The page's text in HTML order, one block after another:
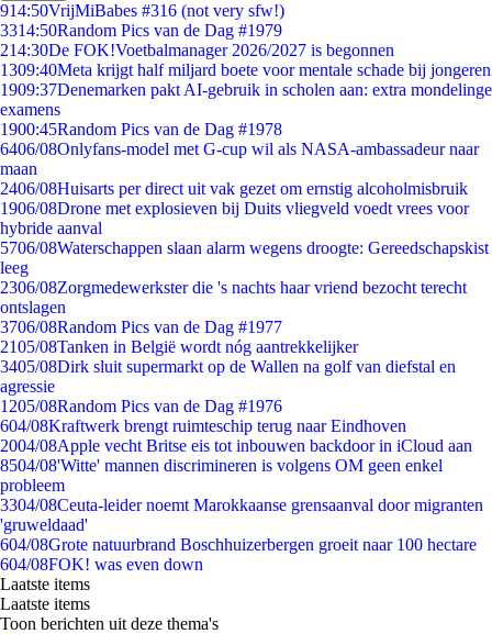
914:50VrijMiBabes #316 (not very sfw!)
3314:50Random Pics van de Dag #1979
214:30De FOK!Voetbalmanager 2026/2027 is begonnen
1309:40Meta krijgt half miljard boete voor mentale schade bij jongeren
1909:37Denemarken pakt AI-gebruik in scholen aan: extra mondelinge
examens
1900:45Random Pics van de Dag #1978
6406/08Onlyfans-model met G-cup wil als NASA-ambassadeur naar
maan
2406/08Huisarts per direct uit vak gezet om ernstig alcoholmisbruik
1906/08Drone met explosieven bij Duits vliegveld voedt vrees voor
hybride aanval
5706/08Waterschappen slaan alarm wegens droogte: Gereedschapskist
leeg
2306/08Zorgmedewerkster die 's nachts haar vriend bezocht terecht
ontslagen
3706/08Random Pics van de Dag #1977
2105/08Tanken in België wordt nóg aantrekkelijker
3405/08Dirk sluit supermarkt op de Wallen na golf van diefstal en
agressie
1205/08Random Pics van de Dag #1976
604/08Kraftwerk brengt ruimteschip terug naar Eindhoven
2004/08Apple vecht Britse eis tot inbouwen backdoor in iCloud aan
8504/08'Witte' mannen discrimineren is volgens OM geen enkel
probleem
3304/08Ceuta-leider noemt Marokkaanse grensaanval door migranten
'gruweldaad'
604/08Grote natuurbrand Boschhuizerbergen groeit naar 100 hectare
604/08FOK! was even down
Laatste items
Laatste items
Toon berichten uit deze thema's